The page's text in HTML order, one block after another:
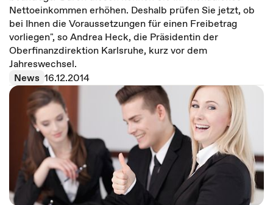
Nettoeinkommen erhöhen. Deshalb prüfen Sie jetzt, ob
bei Ihnen die Voraussetzungen für einen Freibetrag
vorliegen", so Andrea Heck, die Präsidentin der
Oberfinanzdirektion Karlsruhe, kurz vor dem
Jahreswechsel.
News 16.12.2014